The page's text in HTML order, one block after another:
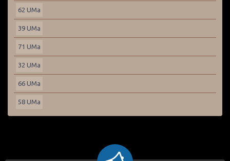
62 UMa
39 UMa
71 UMa
32 UMa
66 UMa
58 UMa